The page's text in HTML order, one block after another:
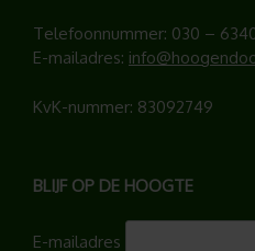
Telefoonnummer: 030 –
E-mailadres:
KvK-nummer: 83092749
BLIJF OP DE HOOGTE
E-mailadres